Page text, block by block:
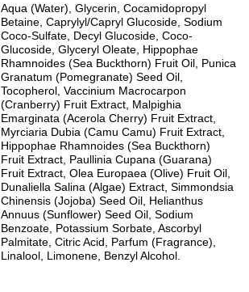
Аqua (Water), Glycerin, Cocamidopropyl
Betaine, Caprylyl/Capryl Glucoside, Sodium
Coco-Sulfate, Decyl Glucoside, Coco-
Glucoside, Glyceryl Oleate, Hippophae
Rhamnoides (Sea Buckthorn) Fruit Oil, Punica
Granatum (Pomegranate) Seed Oil,
Tocopherol, Vaccinium Macrocarpon
(Cranberry) Fruit Extract, Malpighia
Emarginata (Acerola Cherry) Fruit Extract,
Myrciaria Dubia (Camu Camu) Fruit Extract,
Hippophae Rhamnoides (Sea Buckthorn)
Fruit Extract, Paullinia Cupana (Guarana)
Fruit Extract, Olea Europaea (Olive) Fruit Oil,
Dunaliella Salina (Algae) Extract, Simmondsia
Chinensis (Jojoba) Seed Oil, Helianthus
Annuus (Sunflower) Seed Oil, Sodium
Benzoate, Potassium Sorbate, Ascorbyl
Palmitate, Citric Acid, Parfum (Fragrance),
Linalool, Limonene, Benzyl Alcohol.